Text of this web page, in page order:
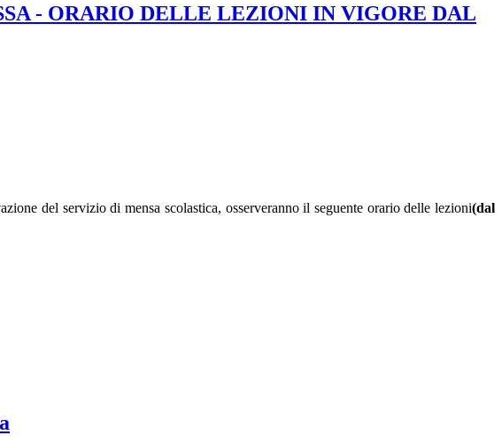
- ORARIO DELLE LEZIONI IN VIGORE DAL
del servizio di mensa scolastica, osserveranno il seguente orario delle lezioni(dal